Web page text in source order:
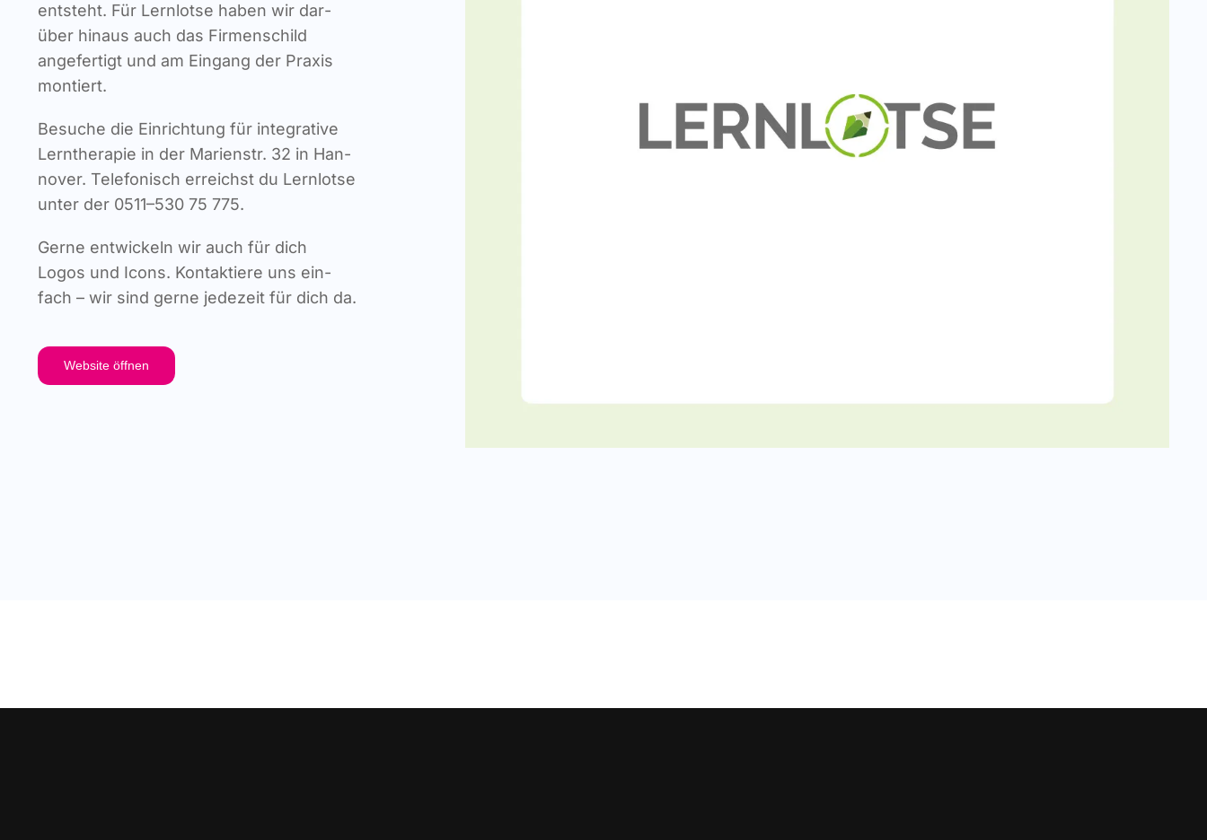
ent­steht. Für Lern­lot­se haben wir dar­
über hin­aus auch das Fir­men­schild
ange­fer­tigt und am Ein­gang der Pra­xis
montiert.
Besu­che die Ein­rich­tung für inte­gra­ti­ve
Lern­the­ra­pie in der Mari­en­str. 32 in Han­
no­ver. Tele­fo­nisch erreichst du Lern­lot­se
unter der 0511–530 75 775.
Ger­ne ent­wi­ckeln wir auch für dich
Logos und Icons. Kon­tak­tie­re uns ein­
fach – wir sind ger­ne jede­zeit für dich da.
Web­site öffnen